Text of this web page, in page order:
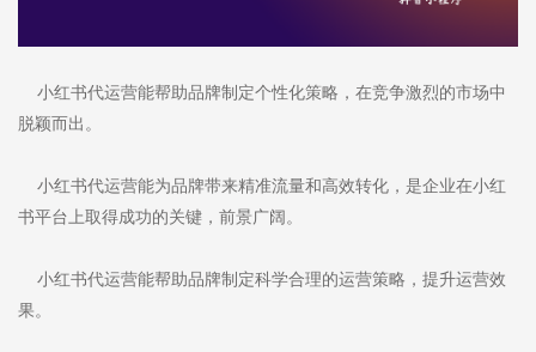
小红书代运营能帮助品牌制定个性化策略，在竞争激烈的市场中
脱颖而出。
小红书代运营能为品牌带来精准流量和高效转化，是企业在小红
书平台上取得成功的关键，前景广阔。
小红书代运营能帮助品牌制定科学合理的运营策略，提升运营效
果。